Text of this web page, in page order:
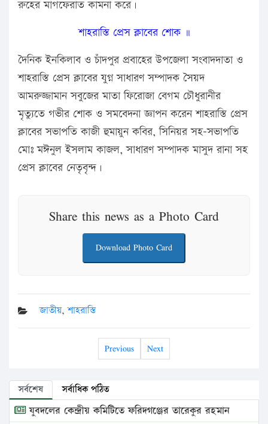
রুহের মাগফেরাত কামনা করে।
শাহরাস্তি প্রেস ক্লাবের শোক ॥
দৈনিক ইনকিলাব ও চাঁদপুর প্রবাহের উপজেলা সংবাদদাতা ও
শাহরাস্তি প্রেস ক্লাবের যুগ্ন সাধারণ সম্পাদক সৈয়দ
আমরুজ্জামান সবুজের মাতা ফিরোজা বেগম চৌধুরানীর
মৃত্যুতে গভীর শোক ও সমবেদনা জ্ঞাপন করেন শাহরাস্তি প্রেস
ক্লাবের সভাপতি কাজী হুমায়ুন কবির, সিনিয়র সহ-সভাপতি
মোঃ মঈনুল ইসলাম কাজল, সাধারণ সম্পাদক মাসুদ রানা সহ
প্রেস ক্লাবের নেতৃবৃন্দ।
Share this news as a Photo Card
Download Photo Card
জাতীয়,শাহরাস্তি
Previous Next
সর্বশেষ সর্বাধিক পঠিত
যুবদলের কেন্দ্রীয় কমিটিতে ফরিদগঞ্জের তারেকুর রহমান